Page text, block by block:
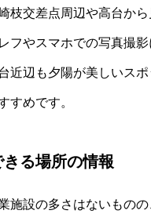
枝交差点周辺や高台か
フやスマホでの写真撮
近辺も夕陽が美しいス
すめです。
る場所の情報
施設の多さはないもの